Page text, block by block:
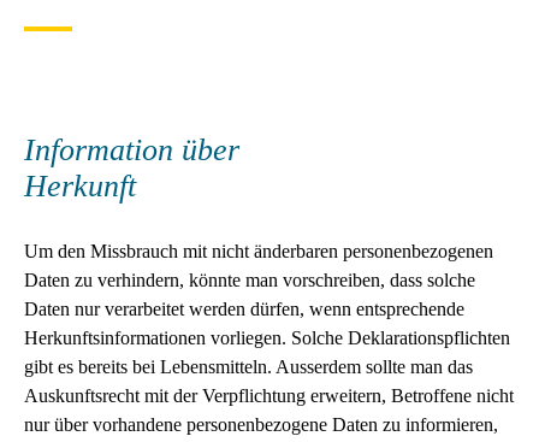
Information über
Herkunft
Um den Missbrauch mit nicht änderbaren personenbezogenen
Daten zu verhindern, könnte man vorschreiben, dass solche
Daten nur verarbeitet werden dürfen, wenn entsprechende
Herkunftsinformationen vorliegen. Solche Deklarationspflichten
gibt es bereits bei Lebensmitteln. Ausserdem sollte man das
Auskunftsrecht mit der Verpflichtung erweitern, Betroffene nicht
nur über vorhandene personenbezogene Daten zu informieren,